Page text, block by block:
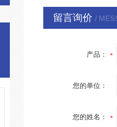
留言询价 /
产品：
您的单位：
您的姓名：